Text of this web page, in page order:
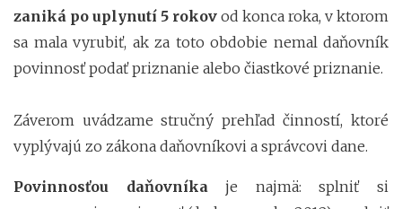
zaniká po uplynutí 5 rokov od konca roka, v ktorom
sa mala vyrubiť, ak za toto obdobie nemal daňovník
povinnosť podať priznanie alebo čiastkové priznanie.
Záverom uvádzame stručný prehľad činností, ktoré
vyplývajú zo zákona daňovníkovi a správcovi dane.
Povinnosťou daňovníka je najmä: splniť si